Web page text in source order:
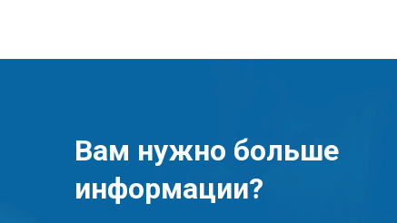
Вам нужно больше
информации?